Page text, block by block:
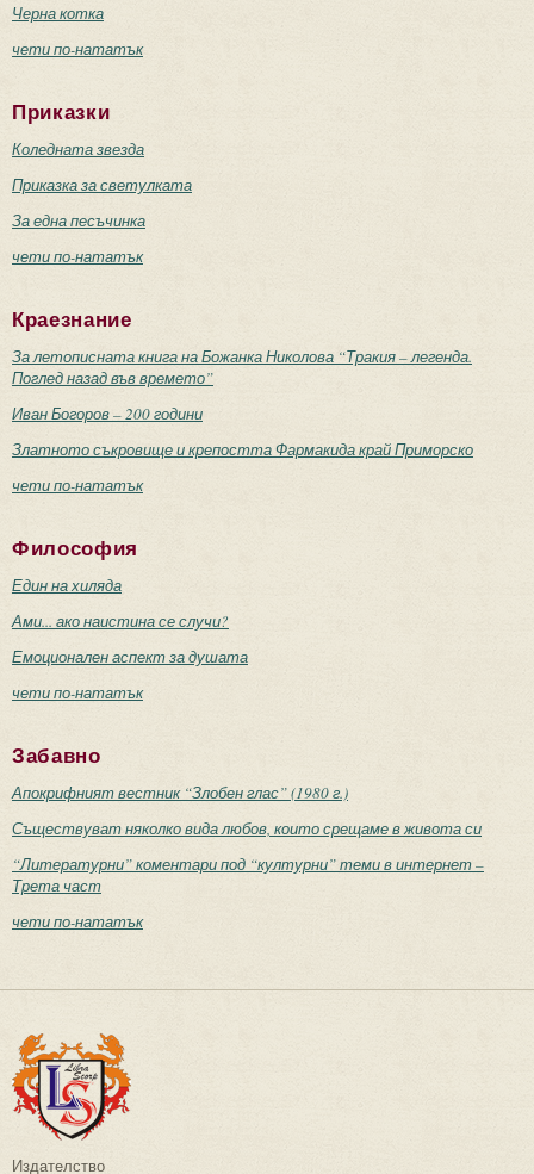
Черна котка
чети по-нататък
Приказки
Коледната звезда
Приказка за светулката
За една песъчинка
чети по-нататък
Краезнание
За летописната книга на Божанка Николова “Тракия – легенда.
Поглед назад във времето”
Иван Богоров – 200 години
Златното съкровище и крепостта Фармакида край Приморско
чети по-нататък
Философия
Един на хиляда
Ами... ако наистина се случи?
Емоционален аспект за душата
чети по-нататък
Забавно
Апокрифният вестник “Злобен глас” (1980 г.)
Съществуват няколко вида любов, които срещаме в живота си
“Литературни” коментари под “културни” теми в интернет –
Трета част
чети по-нататък
Издателство